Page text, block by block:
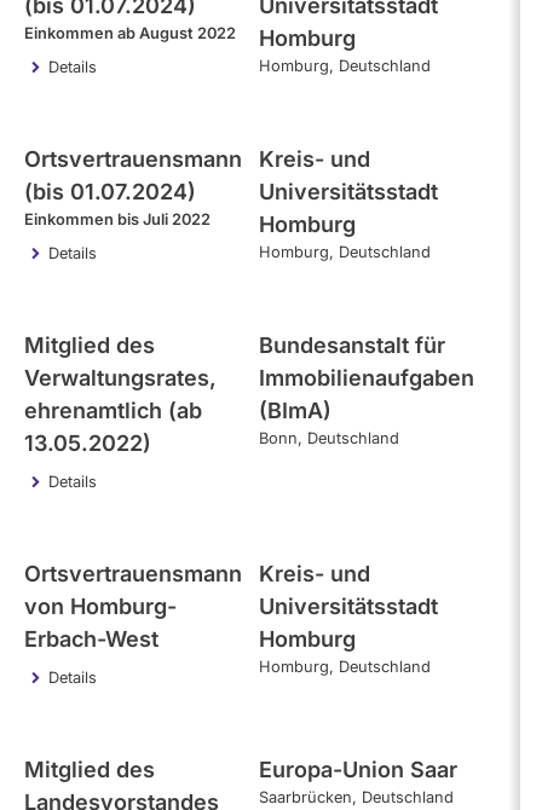
(bis 01.07.2024)
Einkommen ab August 2022
Details
Universitätsstadt
Homburg
Homburg Deutschland
Ortsvertrauensmann
(bis 01.07.2024)
Einkommen bis Juli 2022
Details
Kreis- und
Universitätsstadt
Homburg
Homburg Deutschland
Mitglied des
Verwaltungsrates,
ehrenamtlich (ab
13.05.2022)
Details
Bundesanstalt für
Immobilienaufgaben
(BImA)
Bonn Deutschland
Ortsvertrauensmann
von Homburg-
Erbach-West
Details
Kreis- und
Universitätsstadt
Homburg
Homburg Deutschland
Mitglied des
Landesvorstandes
Europa-Union Saar
Saarbrücken Deutschland